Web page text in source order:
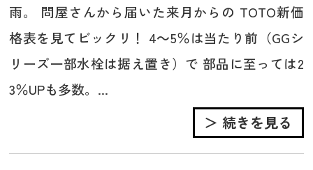
雨。 問屋さんから届いた来月からの TOTO新価
格表を見てビックリ！ 4～5％は当たり前（GGシ
リーズ一部水栓は据え置き）で 部品に至っては2
3％UPも多数。...
＞ 続きを見る